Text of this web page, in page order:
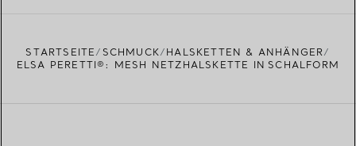
STARTSEITE SCHMUCK
HALSKETTEN & ANHÄNGER
ELSA PERETTI®: MESH NETZHALSKETTE IN SCHALFORM